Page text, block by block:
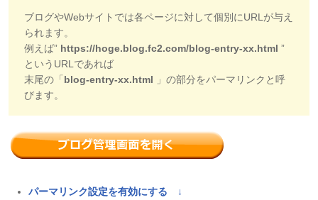
ブログやWebサイトでは各ページに対して個別にURLが与え
られます。
例えば” https://hoge.blog.fc2.com/blog-entry-xx.html ”
というURLであれば
末尾の「 blog-entry-xx.html
」の部分をパーマリンクと呼
びます。
パーマリンク設定を有効にする ↓